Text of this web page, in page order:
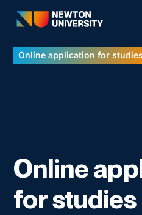
Online application for studies
Online
for studies